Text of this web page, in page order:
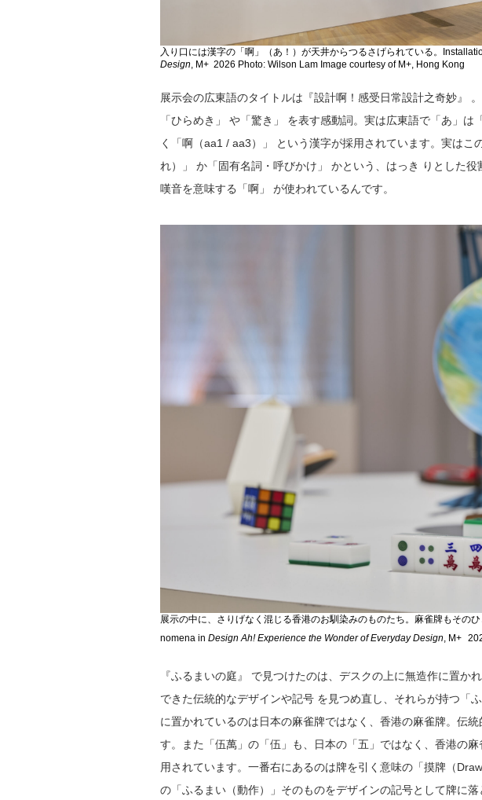
入り口には漢字の「啊」（あ！）が天井からつるさげられている。
Design, M+ 2026 Photo: Wilson Lam Image courtesy of M+, Hong Kong
展示会の広東語のタイトルは『設計啊！感受日常設計之奇妙』
「ひらめき」 や「驚き」 を表す感動詞。実は広東語で「あ」
く「啊（aa1 / aa3）」 という漢字が採用されています。実は
れ）」 か「固有名詞・呼びかけ」 かという、はっき りとした
嘆音を意味する「啊」 が使われているんです。
展示の中に、さりげなく混じる香港のお馴染みのものたち。麻雀牌もその
nomena inDesign Ah! Experience the Wonder of Everyday Design, M+
『ふるまいの庭』 で見つけたのは、デスクの上に無造作に置か
できた伝統的なデザインや記号 を見つめ直し、それらが持つ「
に置かれているのは日本の麻雀牌ではなく、香港の麻雀牌。伝
す。また「伍萬」の「伍」も、日本の「五」ではなく、香港の
用されています。一番右にあるのは牌を引く意味の「摸牌（
の「ふるまい（動作）」そのものをデザインの記号として牌に